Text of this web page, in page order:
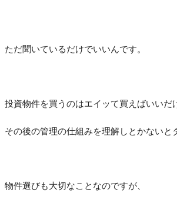
ただ聞いているだけでいいんです。
投資物件を買うのはエイッて買えばいいだ
その後の管理の仕組みを理解しとかないと
物件選びも大切なことなのですが、